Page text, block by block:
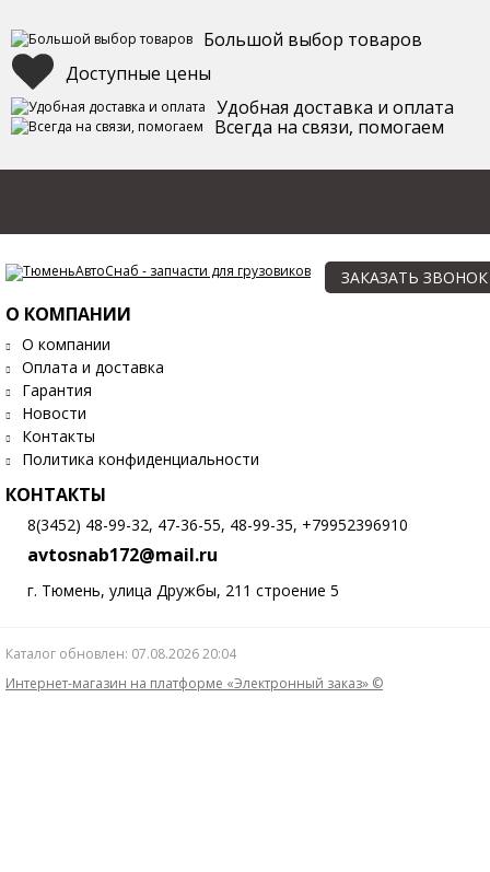
Большой выбор товаров
Доступные цены
Удобная доставка и оплата
Всегда на связи, помогаем
ЗАКАЗАТЬ ЗВОНОК
О КОМПАНИИ
О компании
Оплата и доставка
Гарантия
Новости
Контакты
Политика конфиденциальности
КОНТАКТЫ
8(3452) 48-99-32, 47-36-55, 48-99-35, +79952396910
avtosnab172@mail.ru
г. Тюмень, улица Дружбы, 211 строение 5
Каталог обновлен: 07.08.2026 20:04
Интернет-магазин на платформе «Электронный заказ» ©